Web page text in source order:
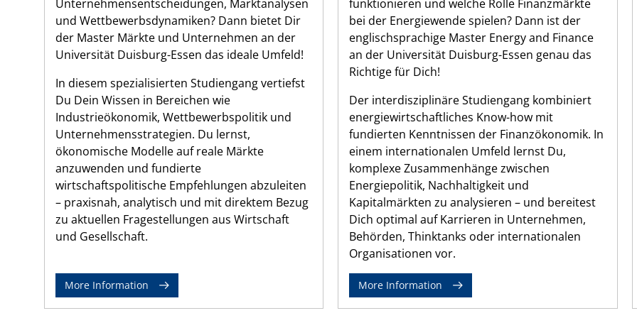
Unternehmensentscheidungen, Marktanalysen
und Wettbewerbsdynamiken? Dann bietet Dir
der Master Märkte und Unternehmen an der
Universität Duisburg-Essen das ideale Umfeld!
In diesem spezialisierten Studiengang vertiefst
Du Dein Wissen in Bereichen wie
Industrieökonomik, Wettbewerbspolitik und
Unternehmensstrategien. Du lernst,
ökonomische Modelle auf reale Märkte
anzuwenden und fundierte
wirtschaftspolitische Empfehlungen abzuleiten
– praxisnah, analytisch und mit direktem Bezug
zu aktuellen Fragestellungen aus Wirtschaft
und Gesellschaft.
More Information
funktionieren und welche Rolle Finanzmärkte
bei der Energiewende spielen? Dann ist der
englischsprachige Master Energy and Finance
an der Universität Duisburg-Essen genau das
Richtige für Dich!
Der interdisziplinäre Studiengang kombiniert
energiewirtschaftliches Know-how mit
fundierten Kenntnissen der Finanzökonomik. In
einem internationalen Umfeld lernst Du,
komplexe Zusammenhänge zwischen
Energiepolitik, Nachhaltigkeit und
Kapitalmärkten zu analysieren – und bereitest
Dich optimal auf Karrieren in Unternehmen,
Behörden, Thinktanks oder internationalen
Organisationen vor.
More Information